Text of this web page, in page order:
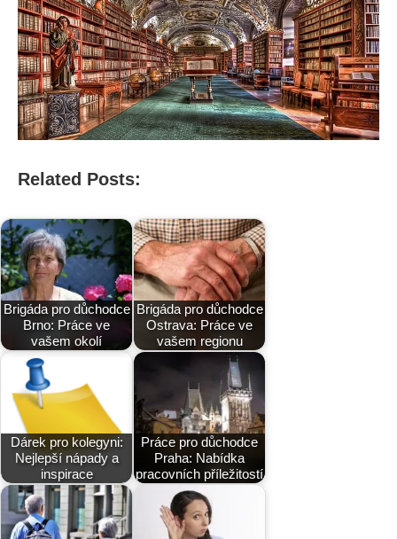
Related Posts:
Brigáda pro důchodce
Brno: Práce ve
vašem okolí
Brigáda pro důchodce
Ostrava: Práce ve
vašem regionu
Dárek pro kolegyni:
Nejlepší nápady a
inspirace
Práce pro důchodce
Praha: Nabídka
pracovních příležitostí